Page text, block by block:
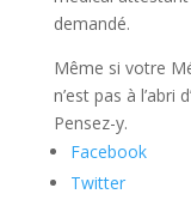
demandé.
Même si votre
n’est pas à l’abri
Pensez-y.
Facebook
Twitter